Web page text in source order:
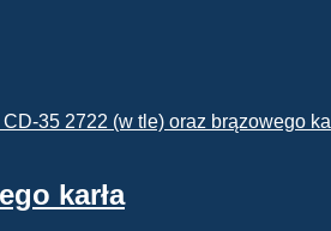
karła